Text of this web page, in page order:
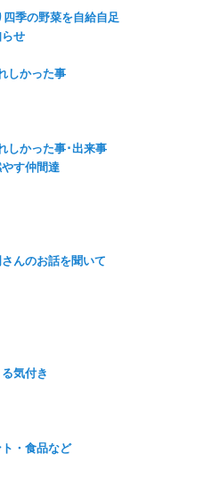
季の野菜を自給自足
せ
しかった事
しかった事･出来事
す仲間達
んのお話を聞いて
気付き
・食品など